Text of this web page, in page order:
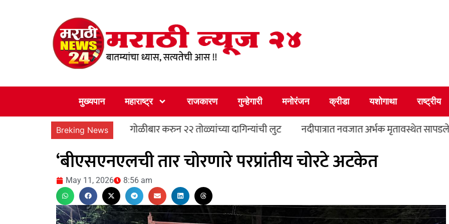
मुख्यपान महाराष्ट्र राजकारण गुन्हेगारी मनोरंजन क्रीडा यशोगाथा राष्ट्रीय
Breking News
फसवणुक गाेळीबार करुन २२ तोळ्यांच्या दागिन्यांची लुट नदीपात्रात नवजात अर्भक मृतावस्थेत सापडले
‘बीएसएनएलची तार चोरणारे परप्रांतीय चोरटे अटकेत
May 11, 2026 8:56 am